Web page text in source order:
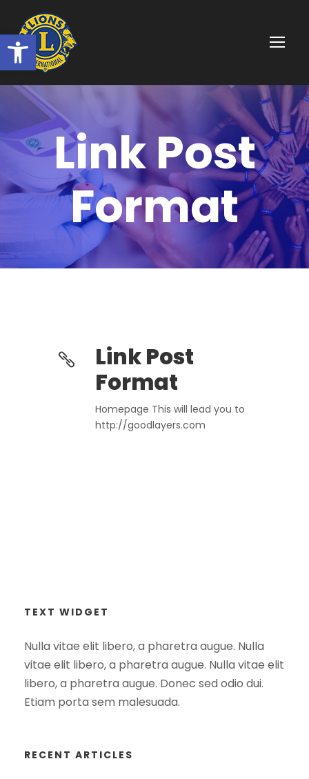
Link Post
Format
Link Post
Format
Homepage This will lead you to
http://goodlayers.com
TEXT WIDGET
Nulla vitae elit libero, a pharetra augue. Nulla
vitae elit libero, a pharetra augue. Nulla vitae elit
libero, a pharetra augue. Donec sed odio dui.
Etiam porta sem malesuada.
RECENT ARTICLES
Ouvrir la barre d’outils